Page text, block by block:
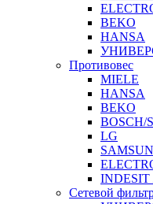
BEKO
HANSA
Противовес
MIELE
HANSA
BEKO
BOSCH/
LG
INDESIT
Сетевой